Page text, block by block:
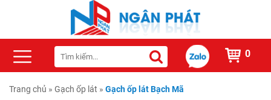
0
Trang chủ » Gạch ốp lát » Gạch ốp lát Bạch Mã